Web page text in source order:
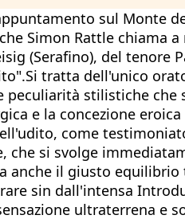
sul Monte
Simon Rattle chiama
(Serafino), del tenore
tratta dell'unico
stilistiche
e la concezione
come
si svolge
anche il giusto
sin dall'intensa
ultraterrena e